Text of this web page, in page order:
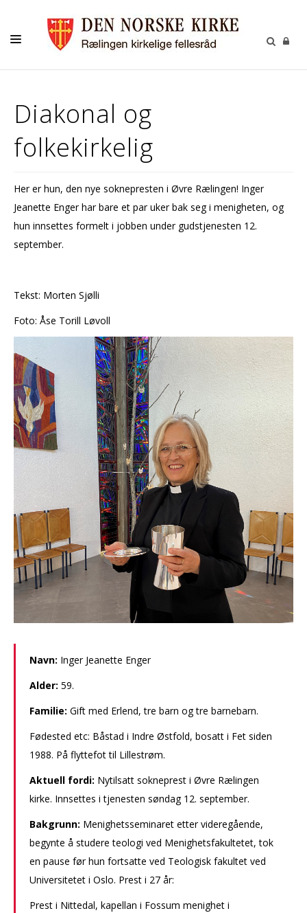
KALENDER
BARNEHAGEN
MENIGHETSRÅDET
GRAVPLASS
Diakonal og
folkekirkelig
Her er hun, den nye soknepresten i Øvre Rælingen! Inger
Jeanette Enger har bare et par uker bak seg i menigheten, og
hun innsettes formelt i jobben under gudstjenesten 12.
september.
Tekst: Morten Sjølli
Foto: Åse Torill Løvoll
Navn: Inger Jeanette Enger
Alder: 59.
Familie: Gift med Erlend, tre barn og tre barnebarn.
Fødested etc: Båstad i Indre Østfold, bosatt i Fet siden
1988. På flyttefot til Lillestrøm.
Aktuell fordi: Nytilsatt sokneprest i Øvre Rælingen
kirke. Innsettes i tjenesten søndag 12. september.
Bakgrunn: Menighetsseminaret etter videregående,
begynte å studere teologi ved Menighetsfakultetet, tok
en pause før hun fortsatte ved Teologisk fakultet ved
Universitetet i Oslo. Prest i 27 år:
Prest i Nittedal, kapellan i Fossum menighet i